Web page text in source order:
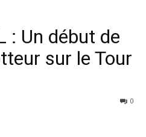
: Un début de
sur le Tour
0